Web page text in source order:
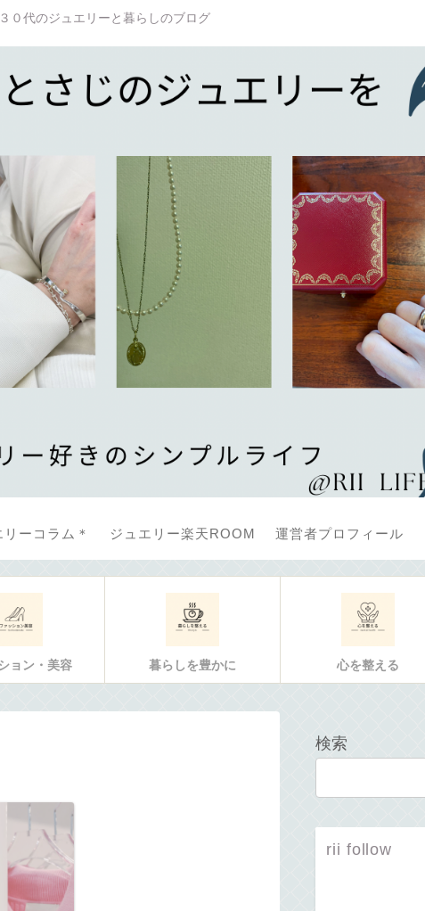
３０代のジュエリーと暮らしのブログ
リーコラム＊ ジュエリー楽天ROOM 運営者プロフィール
ョン・美容 暮らしを豊かに 心を整える
検索
rii follow